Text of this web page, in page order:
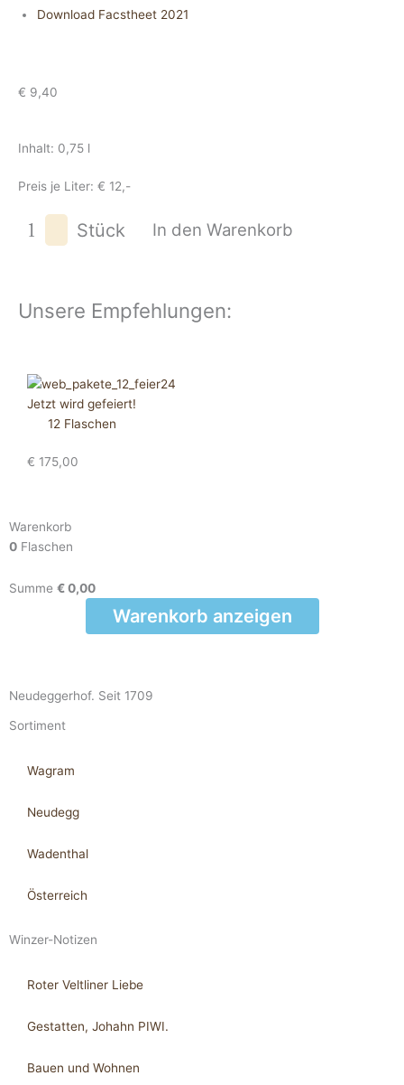
Download Facstheet 2021
€ 9,40
Inhalt: 0,75 l
Preis je Liter: € 12,-
Zweigelt
Stück In den Warenkorb
Unsere Empfehlungen:
Jetzt wird gefeiert!
12 Flaschen
€ 175,00
Warenkorb
0 Flaschen
Summe €0,00
Warenkorb anzeigen
Neudeggerhof. Seit 1709
Sortiment
Wagram
Neudegg
Wadenthal
Österreich
Winzer-Notizen
Roter Veltliner Liebe
Gestatten, Johahn PIWI.
Bauen und Wohnen